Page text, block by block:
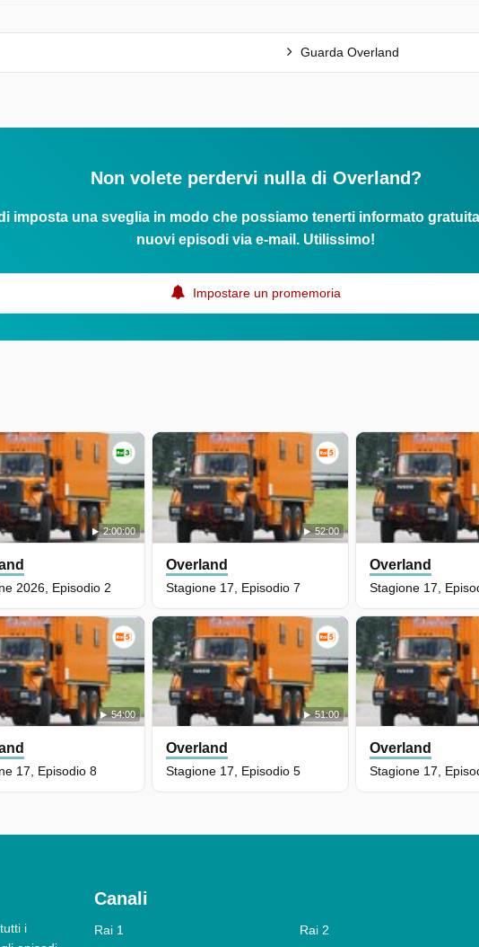
Guarda Overland
Non volete perdervi nulla di Overland?
imposta una sveglia in modo che possiamo tenerti informato
nuovi episodi via e-mail. Utilissimo!
Impostare un promemoria
2:00:00
2026, Episodio 2
54:00
17, Episodio 8
52:00
Overland
Stagione 17, Episodio 7
Overland
Stagione 17,
51:00
Overland
Stagione 17, Episodio 5
Overland
Stagione 17,
i
Canali
Rai 1 Rai 2